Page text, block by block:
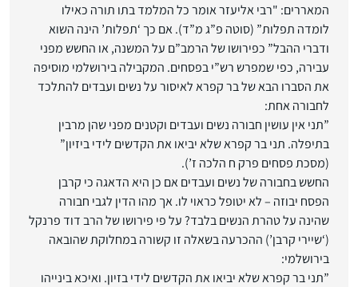
המאררים: "רבי אליעזר אומר כל המלמד בתו ‏תורה כאילו
לומדה תפלות” (סוטה פ”ג מ”ד). אם כך ‘תפלות’ הינה השוא
ודברי ההבל” כפירושו של הרמב”ם על ‏המשנה, או החשש מפני
עבירה, כפי שמפרש רש”י בפסחים. המקבילה בירושלמי מוסיפה
את הסברו הבא של בר ‏קפרא לאיסור על נשים ועבדים להתלכד
לחבורה אחת:‏
‏”תני אין עושין חבורה נשים ועבדים וקטנים מפני שהן מרבין
בתיפלה. תני בר קפרא שלא יביאו את הקדשים לידי ‏ביזיון”
(מסכת פסחים פרק ח הלכה ז’).‏
החשש בחבורה של נשים ועבדים אם כן היא הדאגה כי קרבן
הפסח יבוזה – לא יטופל כראוי לו. אך מהו הדין לגבי ‏חבורה
שהינה על טהרת הנשים בלבד? על פי פירושו של הרב דוד פרנקל
(‘שיירי קרבן’) ההכרעה בשאלה זו ‏קשורה במחלוקת שהובאה
בירושלמי:‏
‏”תני בר קפרא שלא יביאו את הקדשים לידי בזיון. ואיכא בינייהו